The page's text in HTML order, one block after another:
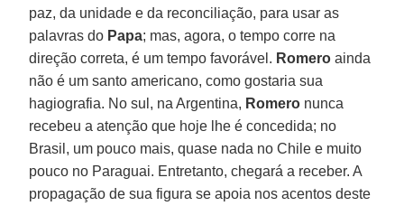
paz, da unidade e da reconciliação, para usar as
palavras do Papa; mas, agora, o tempo corre na
direção correta, é um tempo favorável. Romero ainda
não é um santo americano, como gostaria sua
hagiografia. No sul, na Argentina, Romero nunca
recebeu a atenção que hoje lhe é concedida; no
Brasil, um pouco mais, quase nada no Chile e muito
pouco no Paraguai. Entretanto, chegará a receber. A
propagação de sua figura se apoia nos acentos deste